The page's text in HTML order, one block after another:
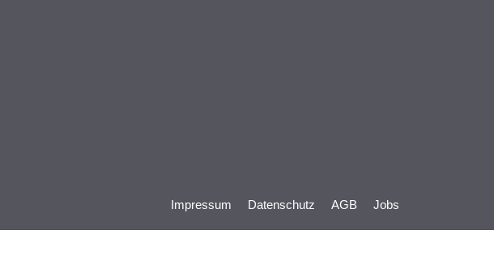
Impressum Datenschutz AGB Jobs